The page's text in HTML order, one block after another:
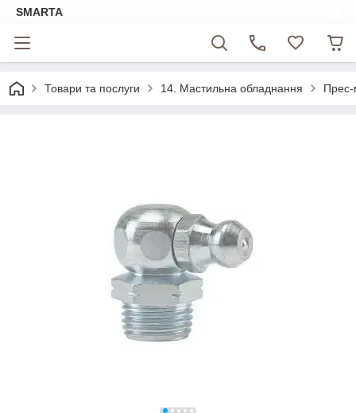
SMARTA
Товари та послуги 14. Мастильна обладнання Прес-